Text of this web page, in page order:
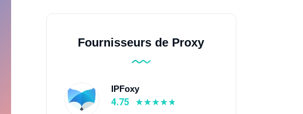
Fournisseurs de Proxy
IPFoxy
4.75